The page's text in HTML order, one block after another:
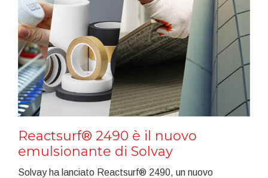
Reactsurf® 2490 è il nuovo
emulsionante di Solvay
Solvay ha lanciato Reactsurf® 2490, un nuovo